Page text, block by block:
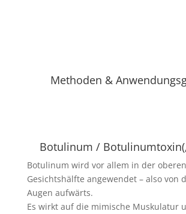
Methoden &
Botulinum /
Botulinum wird vor allem in der oberen
Gesichtshälfte angewendet – also von
Augen aufwärts.
Es wirkt auf die mimische Muskulatur